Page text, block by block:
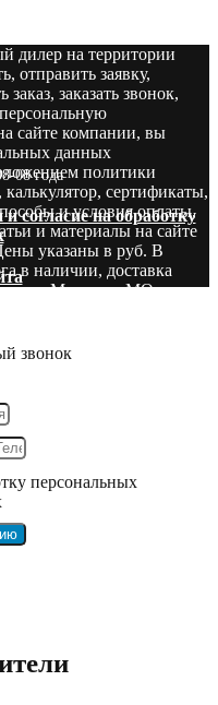
дилер на территории
отправить заявку,
заказать звонок,
сайте компании, вы
данных
политики
сертификаты,
и условия оплаты,
и материалы на сайте
указаны в руб. В
в наличии, доставка
в Москве и МО.
08 года
согласие на обработку
звонок
персональных